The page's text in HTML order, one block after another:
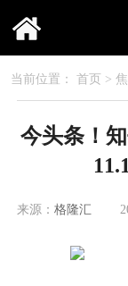
当前位置： 首页 >
今头条！
来源： 格隆汇